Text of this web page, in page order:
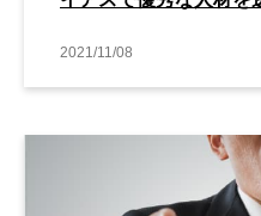
2021/11/08